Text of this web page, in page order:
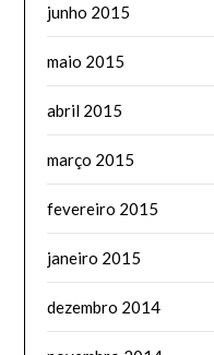
junho 2015
maio 2015
abril 2015
março 2015
fevereiro 2015
janeiro 2015
dezembro 2014